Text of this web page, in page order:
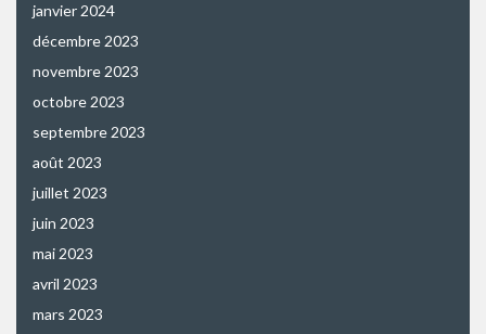
janvier 2024
décembre 2023
novembre 2023
octobre 2023
septembre 2023
août 2023
juillet 2023
juin 2023
mai 2023
avril 2023
mars 2023